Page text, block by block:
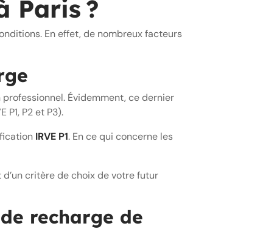
Paris ?
En effet, de nombreux facteurs
Évidemment, ce dernier
P1, P2 et P3).
IRVE P1. En ce qui concerne les
d’un critère de choix de votre futur
recharge de